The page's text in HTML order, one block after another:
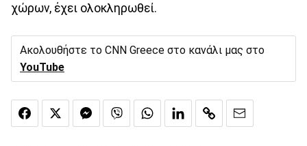
χώρων, έχει ολοκληρωθεί.
Ακολουθήστε το CNN Greece στο κανάλι μας στο
YouTube